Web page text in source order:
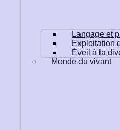
Langage et
Exploitation
Éveil à la
Monde du vivant